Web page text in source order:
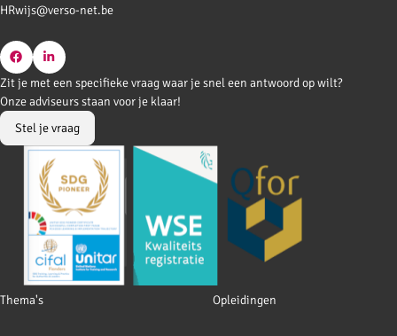
HRwijs@verso-net.be
Go
to
Facebook
Go
to
LinkedIn
Footer
Thema's Opleidingen
Zit je met een specifieke vraag waar je snel een antwoord op wilt?
Onze adviseurs staan voor je klaar!
Stel je vraag